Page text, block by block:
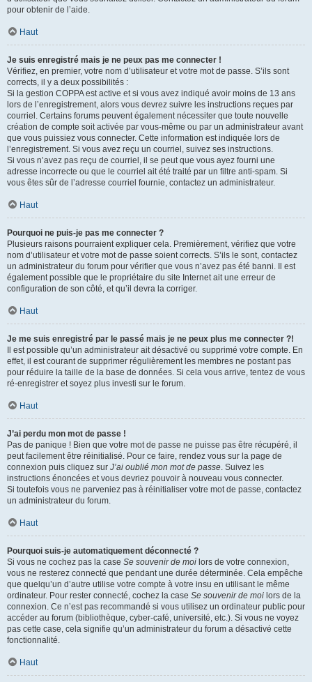
pour obtenir de l’aide.
Haut
Je suis enregistré mais je ne peux pas me connecter !
Vérifiez, en premier, votre nom d’utilisateur et votre mot de passe. S’ils sont
corrects, il y a deux possibilités :
Si la gestion COPPA est active et si vous avez indiqué avoir moins de 13 ans
lors de l’enregistrement, alors vous devrez suivre les instructions reçues par
courriel. Certains forums peuvent également nécessiter que toute nouvelle
création de compte soit activée par vous-même ou par un administrateur avant
que vous puissiez vous connecter. Cette information est indiquée lors de
l’enregistrement. Si vous avez reçu un courriel, suivez ses instructions.
Si vous n’avez pas reçu de courriel, il se peut que vous ayez fourni une
adresse incorrecte ou que le courriel ait été traité par un filtre anti-spam. Si
vous êtes sûr de l’adresse courriel fournie, contactez un administrateur.
Haut
Pourquoi ne puis-je pas me connecter ?
Plusieurs raisons pourraient expliquer cela. Premièrement, vérifiez que votre
nom d’utilisateur et votre mot de passe soient corrects. S’ils le sont, contactez
un administrateur du forum pour vérifier que vous n’avez pas été banni. Il est
également possible que le propriétaire du site Internet ait une erreur de
configuration de son côté, et qu’il devra la corriger.
Haut
Je me suis enregistré par le passé mais je ne peux plus me connecter ?!
Il est possible qu’un administrateur ait désactivé ou supprimé votre compte. En
effet, il est courant de supprimer régulièrement les membres ne postant pas
pour réduire la taille de la base de données. Si cela vous arrive, tentez de vous
ré-enregistrer et soyez plus investi sur le forum.
Haut
J’ai perdu mon mot de passe !
Pas de panique ! Bien que votre mot de passe ne puisse pas être récupéré, il
peut facilement être réinitialisé. Pour ce faire, rendez vous sur la page de
connexion puis cliquez sur J’ai oublié mon mot de passe. Suivez les
instructions énoncées et vous devriez pouvoir à nouveau vous connecter.
Si toutefois vous ne parveniez pas à réinitialiser votre mot de passe, contactez
un administrateur du forum.
Haut
Pourquoi suis-je automatiquement déconnecté ?
Si vous ne cochez pas la case Se souvenir de moi lors de votre connexion,
vous ne resterez connecté que pendant une durée déterminée. Cela empêche
que quelqu’un d’autre utilise votre compte à votre insu en utilisant le même
ordinateur. Pour rester connecté, cochez la case Se souvenir de moi lors de la
connexion. Ce n’est pas recommandé si vous utilisez un ordinateur public pour
accéder au forum (bibliothèque, cyber-café, université, etc.). Si vous ne voyez
pas cette case, cela signifie qu’un administrateur du forum a désactivé cette
fonctionnalité.
Haut